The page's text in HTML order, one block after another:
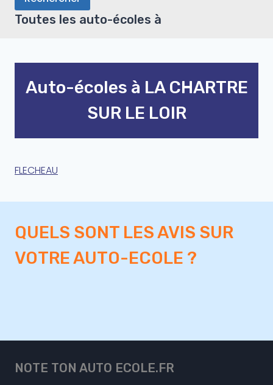
Toutes les auto-écoles à
Auto-écoles à LA CHARTRE
SUR LE LOIR
FLECHEAU
QUELS SONT LES AVIS SUR
VOTRE AUTO-ECOLE ?
NOTE TON AUTO ECOLE.FR